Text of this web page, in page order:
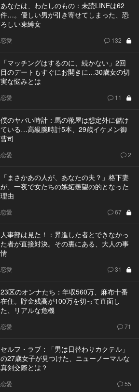
あなたは、わたしのもの：未読LINEは62
件…。優しい男が引き寄せてしまった、恐
ろしい束縛女
恋愛 132
「マッチングはするのに、続かない」2回
目のデートもすぐにお開きに…30歳女の切
実な悩みとは
恋愛 11
僕のヤバい時計：馬の靴屋は想定外に儲け
ている…高級腕時計5本、29歳イケメン御
曹司
恋愛 2
「まさかあの人が、あなたの夫？」格下妻
が、一夜で女たちの嫉妬羨望の的となった
理由
恋愛 67
人事部は見た！：昇進した者とできなかっ
た者が直接対決。その裏にある、大人の事
情
恋愛 31
23区のオンナたち：年収560万、麻布十番
在住。貯金残高が100万を切って直面し
た、リアルな危機
恋愛 71
セルフ・ラブ：「男は日替わりカクテル」
の27歳女子が見つけた、ニューノーマルな
真剣交際とは？
恋愛 55